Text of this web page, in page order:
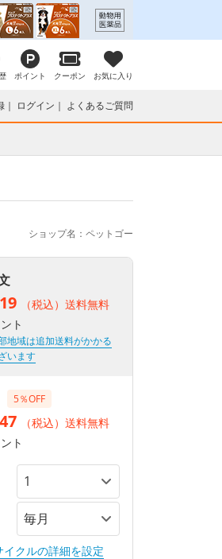
ポイント クーポン お気に入り
ログイン よくあるご質問
ショップ名：ペットゴー
（税込）送料無料
ト
地域は追加送料がかかる
います
5％OFF
（税込）送料無料
ト
イクルの詳細を設定